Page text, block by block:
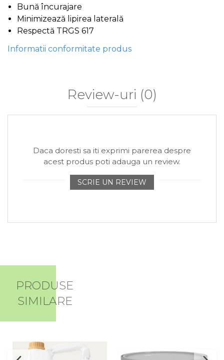
Bună încurajare
Minimizează lipirea laterală
Respectă TRGS 617
Informatii conformitate produs
Review-uri (0)
Daca doresti sa iti exprimi parerea despre
acest produs poti adauga un review.
SCRIE UN REVIEW
PRODUSE
SIMILARE